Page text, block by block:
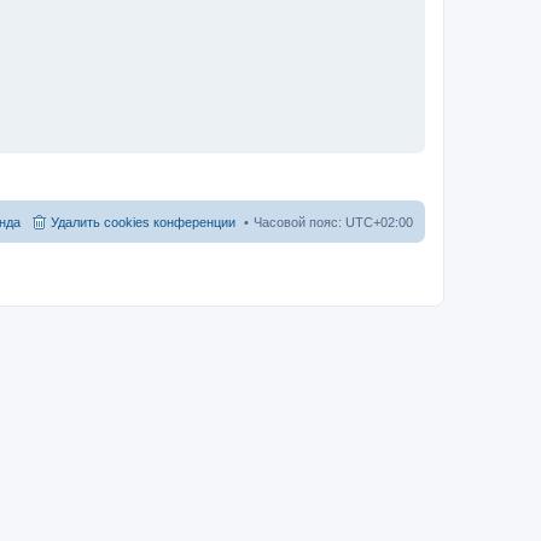
Часовой пояс: UTC+02:00
Удалить cookies конференции